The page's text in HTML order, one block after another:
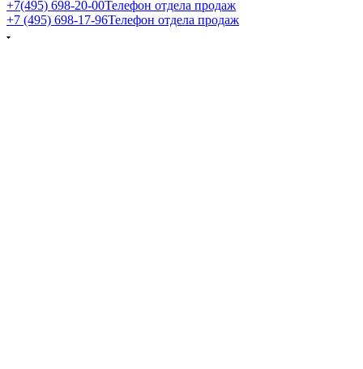
+7(495) 698-20-00Телефон отдела продаж
+7 (495) 698-17-96Телефон отдела продаж